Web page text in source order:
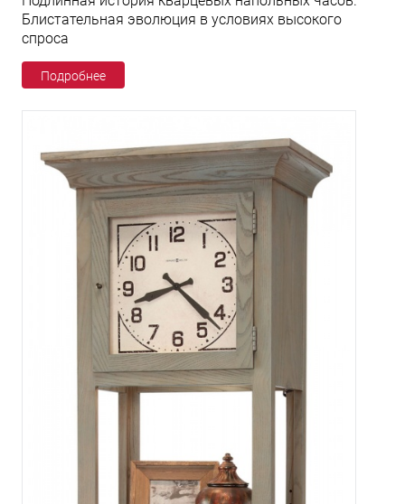
Блистательная эволюция в условиях высокого
спроса
Подробнее